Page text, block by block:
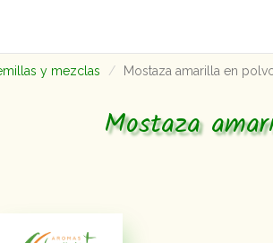
y mezclas Mostaza amarilla en
Mostaza